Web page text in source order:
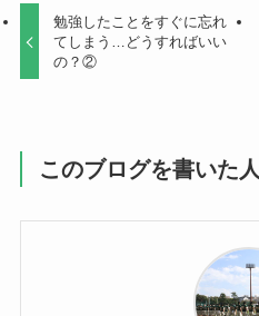
勉強したことをすぐに忘れ
てしまう…どうすればいい
の？②
このブログを書いた人